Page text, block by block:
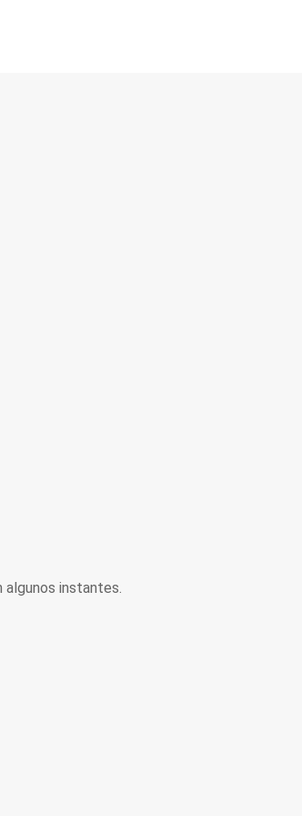
algunos instantes.